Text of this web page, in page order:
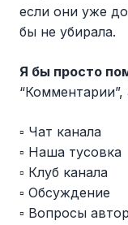
если они уже
бы не убирала.
Я бы просто
“Комментарии”,
▫️ Чат канала
▫️ Наша тусовка
▫️ Клуб канала
▫️ Обсуждение
▫️ Вопросы